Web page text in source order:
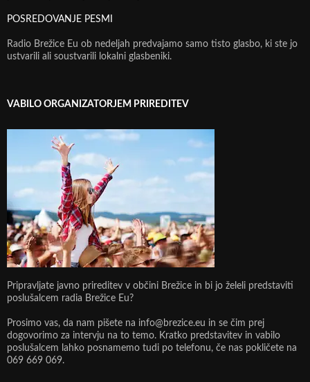
POSREDOVANJE PESMI
Radio Brežice Eu ob nedeljah predvajamo samo tisto glasbo, ki ste jo
ustvarili ali soustvarili lokalni glasbeniki.
VABILO ORGANIZATORJEM PRIREDITEV
Pripravljate javno prireditev v občini Brežice in bi jo želeli predstaviti
poslušalcem radia Brežice Eu?
Prosimo vas, da nam pišete na info@brezice.eu in se čim prej
dogovorimo za intervju na to temo. Kratko predstavitev in vabilo
poslušalcem lahko posnamemo tudi po telefonu, če nas pokličete na
069 669 069.